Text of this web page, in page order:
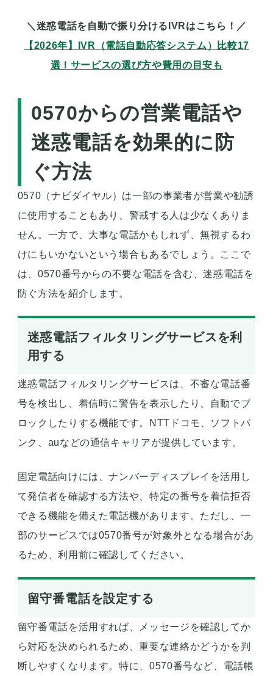
＼迷惑電話を自動で振り分けるIVRはこちら！／
【2026年】IVR（電話自動応答システム）比較17
選！サービスの選び方や費用の目安も
0570からの営業電話や
迷惑電話を効果的に防
ぐ方法
0570（ナビダイヤル）は一部の事業者が営業や勧誘
に使用することもあり、警戒する人は少なくありま
せん。一方で、大事な電話かもしれず、無視するわ
けにもいかないという場合もあるでしょう。ここで
は、0570番号からの不要な電話を含む、迷惑電話を
防ぐ方法を紹介します。
迷惑電話フィルタリングサービスを利
用する
迷惑電話フィルタリングサービスは、不審な電話番
号を検出し、着信時に警告を表示したり、自動でブ
ロックしたりする機能です。NTTドコモ、ソフトバ
ンク、auなどの通信キャリアが提供しています。
固定電話向けには、ナンバーディスプレイを活用し
て発信者を確認する方法や、特定の番号を着信拒否
できる機能を備えた電話機があります。ただし、一
部のサービスでは0570番号が対象外となる場合があ
るため、利用前に確認してください。
留守番電話を設定する
留守番電話を活用すれば、メッセージを確認してか
ら対応を決められるため、重要な連絡かどうかを判
断しやすくなります。特に、0570番号など、電話帳